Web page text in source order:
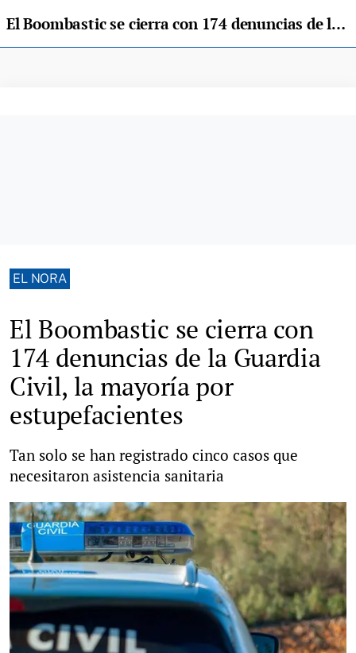
El Boombastic se cierra con 174 denuncias de la Guardia Civil, la mayoría por estupefacientes
EL NORA
El Boombastic se cierra con
174 denuncias de la Guardia
Civil, la mayoría por
estupefacientes
Tan solo se han registrado cinco casos que
necesitaron asistencia sanitaria